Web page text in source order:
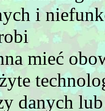
i
mieć
danych